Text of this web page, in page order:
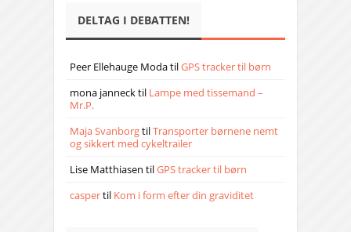
DELTAG I DEBATTEN!
Peer Ellehauge ModatilGPS tracker til børn
mona jannecktil Lampe med tissemand –
Mr.P.
Maja SvanborgtilTransporter børnene nemt
og sikkert med cykeltrailer
Lise Matthiasen tilGPS tracker til børn
caspertil Kom i form efter din graviditet